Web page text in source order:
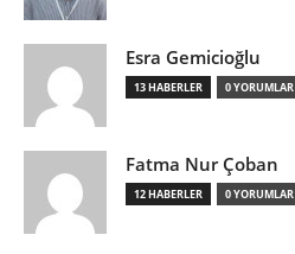
Esra Gemicioğlu
13 HABERLER 0 YORUMLAR
Fatma Nur Çoban
12 HABERLER 0 YORUMLAR